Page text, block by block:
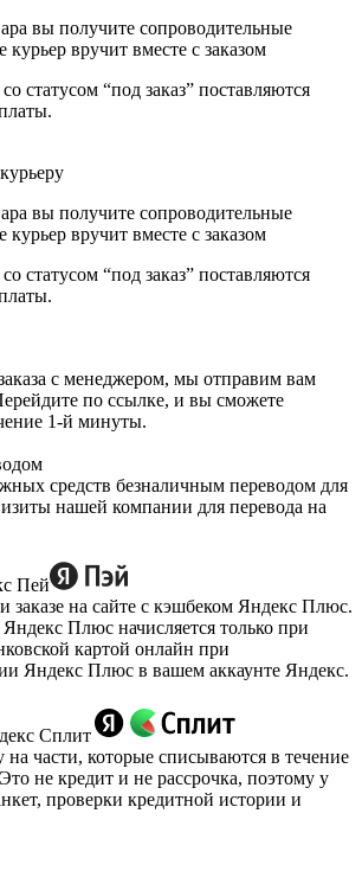
вы получите сопроводительные
вручит вместе с заказом
статусом “под заказ” поставляются
вы получите сопроводительные
вручит вместе с заказом
статусом “под заказ” поставляются
с менеджером, мы отправим вам
по ссылке, и вы сможете
1-й минуты.
средств безналичным переводом для
нашей компании для перевода на
Пей
заказе на сайте с кэшбеком Яндекс Плюс.
Плюс начисляется только при
картой онлайн при
Яндекс Плюс в вашем аккаунте Яндекс.
Сплит
на части, которые списываются в течение
не кредит и не рассрочка, поэтому у
проверки кредитной истории и